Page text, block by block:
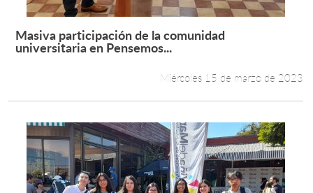
Leer más +
Masiva participación de la comunidad
universitaria en Pensemos...
Miércoles 15 de marzo de 2023